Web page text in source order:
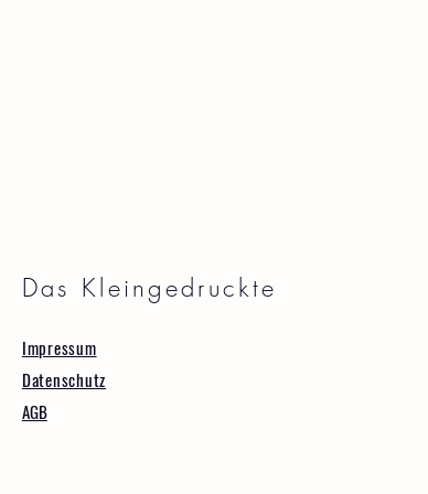
Das Kleingedruckte
Impressum
Datenschutz
AGB